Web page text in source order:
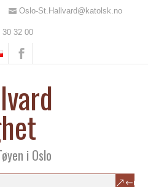
Oslo-St.Hallvard@katolsk.no
30 32 00
i Oslo